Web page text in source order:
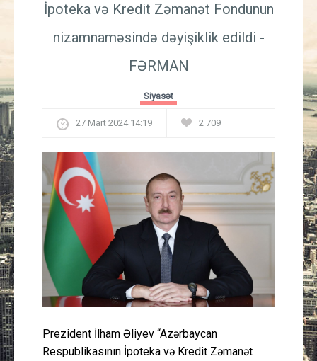
İqtisadiyyat
Güney Azərbaycan
Müsahibə
Layihə
Gündəm
Cəmiyyət
İpoteka və Kredit Zəmanət Fondunun
nizamnaməsində dəyişiklik edildi -
FƏRMAN
Siyasət
27 Mart 2024 14:19 2 709
Prezident İlham Əliyev “Azərbaycan
Respublikasının İpoteka və Kredit Zəmanət